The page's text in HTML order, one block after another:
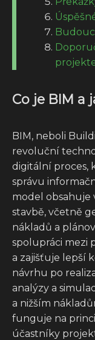
Co je BIM a
BIM, neboli
revoluční
digitální proces,
správu
model obsahuje
stavbě, včetně
nákladů a
spolupráci mezi
a zajišťuje lepší
návrhu po
analýzy a
a nižším
funguje na
účastníky